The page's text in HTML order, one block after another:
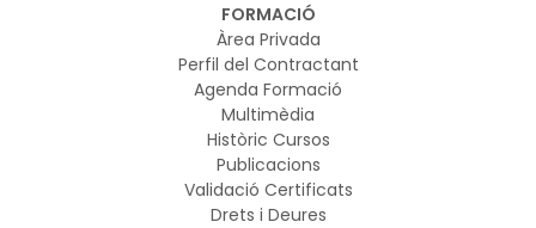
FORMACIÓ
Àrea Privada
Perfil del Contractant
Agenda Formació
Multimèdia
Històric Cursos
Publicacions
Validació Certificats
Drets i Deures